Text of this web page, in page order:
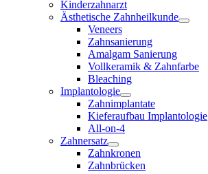
Kinderzahnarzt
Ästhetische Zahnheilkunde
Veneers
Zahnsanierung
Amalgam Sanierung
Vollkeramik & Zahnfarbe
Bleaching
Implantologie
Zahnimplantate
Kieferaufbau Implantologie
All-on-4
Zahnersatz
Zahnkronen
Zahnbrücken